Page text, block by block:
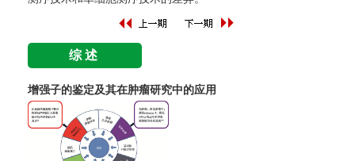
综述
增强子的鉴定及其在肿瘤研究中的应用